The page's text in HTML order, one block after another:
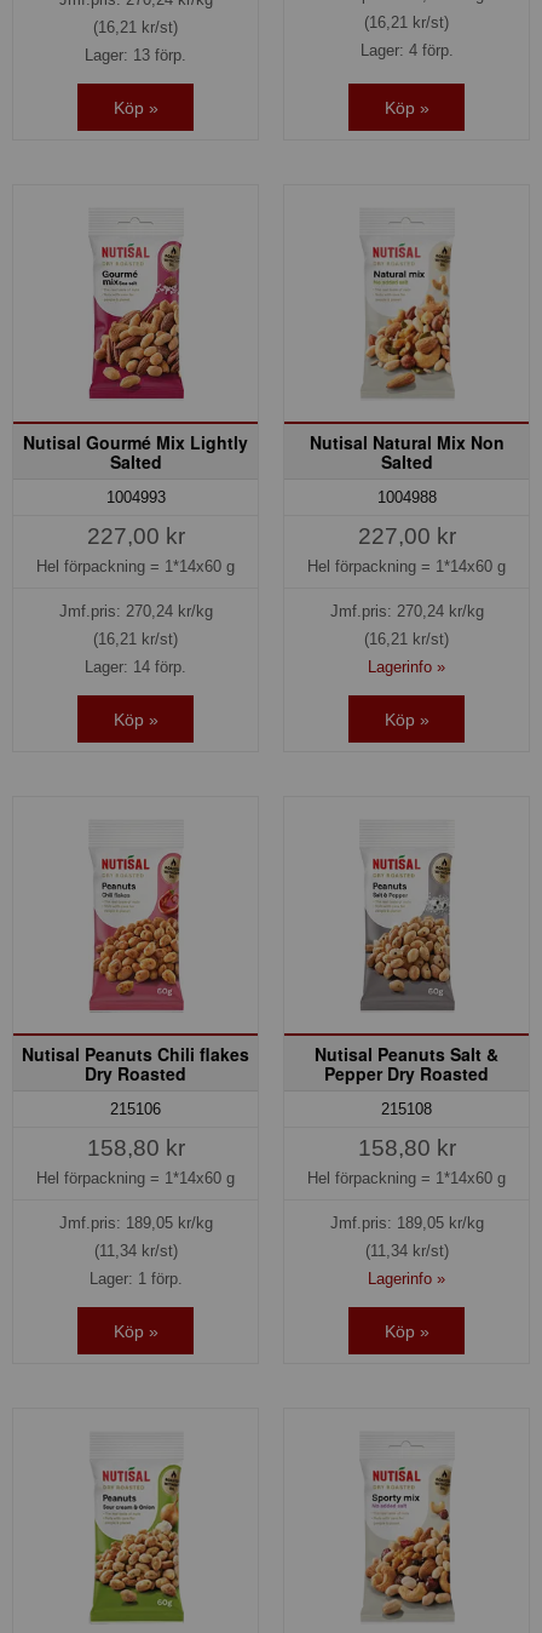
(16,21 kr/st)
Lager: 13 förp.
Köp »
(16,21 kr/st)
Lager: 4 förp.
Köp »
Nutisal Gourmé Mix Lightly
Salted
1004993
227,00 kr
Hel förpackning = 1*14x60 g
Jmf.pris: 270,24kr/kg
(16,21 kr/st)
Lager: 14 förp.
Köp »
Nutisal Natural Mix Non
Salted
1004988
227,00 kr
Hel förpackning = 1*14x60 g
Jmf.pris: 270,24kr/kg
(16,21 kr/st)
Lagerinfo »
Köp »
Nutisal Peanuts Chili flakes
Dry Roasted
215106
158,80 kr
Hel förpackning = 1*14x60 g
Jmf.pris: 189,05kr/kg
(11,34 kr/st)
Lager: 1 förp.
Köp »
Nutisal Peanuts Salt &
Pepper Dry Roasted
215108
158,80 kr
Hel förpackning = 1*14x60 g
Jmf.pris: 189,05kr/kg
(11,34 kr/st)
Lagerinfo »
Köp »